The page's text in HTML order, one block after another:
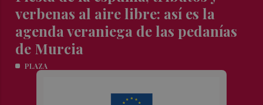
verbenas al aire libre: así es la
agenda veraniega de las pedanías
de Murcia
PLAZA